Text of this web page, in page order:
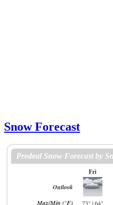
Snow Forecast